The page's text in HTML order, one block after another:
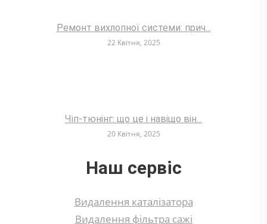
Ремонт вихлопної системи: прич...
22 Квітня, 2025
Чіп-тюнінг: що це і навіщо він...
20 Квітня, 2025
Наш сервіс
Видалення каталізатора
Видалення фільтра сажі